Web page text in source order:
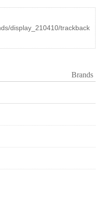
display_210410/trackback
Brands